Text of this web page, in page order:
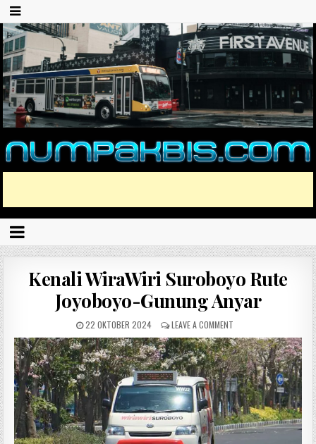
Kenali WiraWiri Suroboyo Rute
Joyoboyo-Gunung Anyar
22 OKTOBER 2024 LEAVE A COMMENT